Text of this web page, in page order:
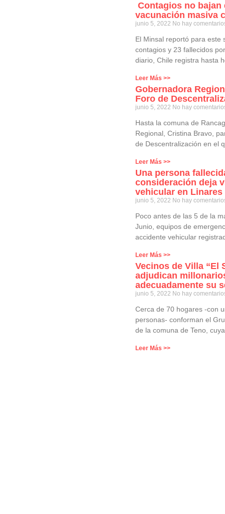
Contagios no bajan
vacunación masiva
junio 5, 2022 No hay
El Minsal reportó para este
contagios y 23 fallecidos
diario, Chile registra hasta
Leer Más >>
Gobernadora
Foro de
junio 5, 2022 No hay
Hasta la comuna de
Regional, Cristina Bravo,
de Descentralización en el
Leer Más >>
Una persona
consideración deja
vehicular en Linares
junio 5, 2022 No hay
Poco antes de las 5 de la
Junio, equipos de
accidente vehicular
Leer Más >>
Vecinos de Villa “El
adjudican
adecuadamente su
junio 5, 2022 No hay
Cerca de 70 hogares -con
personas- conforman el
de la comuna de Teno,
Leer Más >>